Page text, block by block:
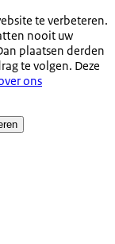
te verbeteren.
nooit uw
plaatsen derden
te volgen. Deze
ons